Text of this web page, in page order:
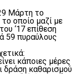
Μάρτη το
το οποίο μαζί με
‘17 επίθεση
59 πυραύλους
κάποιες μέρες
δράση καθαρισμού